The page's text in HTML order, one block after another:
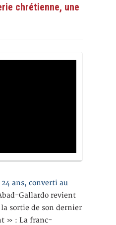
chrétienne, une
ans, converti au
Gallardo revient
sortie de son dernier
» : La franc-